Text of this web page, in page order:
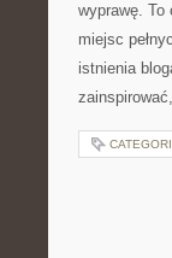
wyprawę. To
miejsc
istnienia